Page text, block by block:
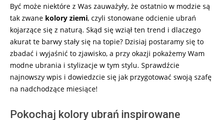
Być może niektóre z Was zauważyły, że ostatnio w modzie są
tak zwane kolory ziemi, czyli stonowane odcienie ubrań
kojarzące się z naturą. Skąd się wziął ten trend i dlaczego
akurat te barwy stały się na topie? Dzisiaj postaramy się to
zbadać i wyjaśnić to zjawisko, a przy okazji pokażemy Wam
modne ubrania i stylizacje w tym stylu. Sprawdźcie
najnowszy wpis i dowiedzcie się jak przygotować swoją szafę
na nadchodzące miesiące!
Pokochaj kolory ubrań inspirowane